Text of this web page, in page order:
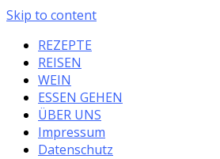
Skip to content
REZEPTE
REISEN
WEIN
ESSEN GEHEN
ÜBER UNS
Impressum
Datenschutz